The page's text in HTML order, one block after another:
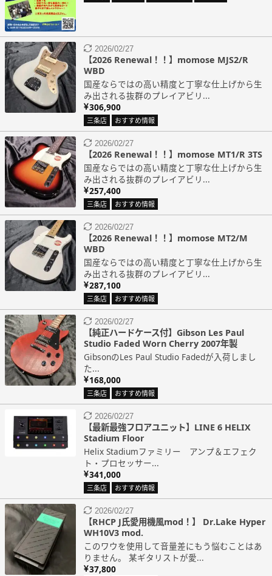
2026/02/27
【2026 Renewal！！】momose MJS2/R
WBD
国産ならではの高い精度と丁寧な仕上げから生
み出される抜群のプレイアビリ...
306,900
三条店 おすすめ情報
2026/02/27
【2026 Renewal！！】momose MT1/R 3TS
国産ならではの高い精度と丁寧な仕上げから生
み出される抜群のプレイアビリ...
257,400
三条店 おすすめ情報
2026/02/27
【2026 Renewal！！】momose MT2/M
WBD
国産ならではの高い精度と丁寧な仕上げから生
み出される抜群のプレイアビリ...
287,100
三条店 おすすめ情報
2026/02/27
【純正ハードケース付】Gibson Les Paul
Studio Faded Worn Cherry 2007年製
GibsonのLes Paul Studio Fadedが入荷しまし
た...
168,000
三条店 おすすめ情報
2026/02/27
【最新最強フロアユニット】LINE 6 HELIX
Stadium Floor
Helix Stadiumファミリー アンプ＆エフェク
ト・プロセッサー...
341,000
三条店 おすすめ情報
2026/02/27
【RHCP J氏愛用機風mod！】 Dr.Lake Hyper
WH10V3 mod.
このワウを使用して音量差にもう悩むことはあ
りません。 某ギタリストが愛...
37,800